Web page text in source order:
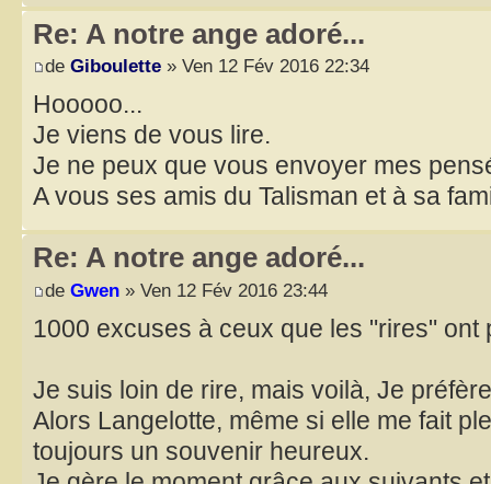
Re: A notre ange adoré...
de Giboulette » Ven 12 Fév 2016 22:34
Hooooo...
Je viens de vous lire.
Je ne peux que vous envoyer mes
A vous ses amis du Talisman et à sa
Re: A notre ange adoré...
de Gwen » Ven 12 Fév 2016 23:44
1000 excuses à ceux que les "rires" ont
Je suis loin de rire, mais voilà, Je
Alors Langelotte, même si elle me fait
toujours un souvenir heureux.